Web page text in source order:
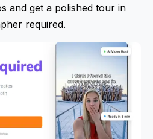
and get a polished tour in
required.